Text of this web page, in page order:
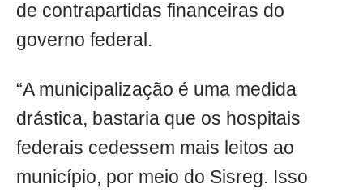
de contrapartidas financeiras do
governo federal.
“A municipalização é uma medida
drástica, bastaria que os hospitais
federais cedessem mais leitos ao
município, por meio do Sisreg. Isso